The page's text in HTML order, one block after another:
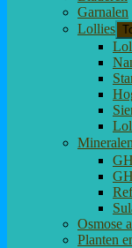
Garnalen
Lollies
Osmose
Planten